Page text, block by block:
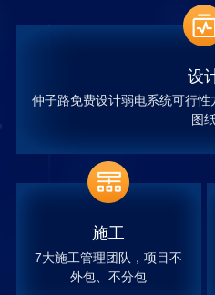
施工
7大施工管理团队，项目不
外包、不分包
设
仲子路免费设计弱电系统可行
图